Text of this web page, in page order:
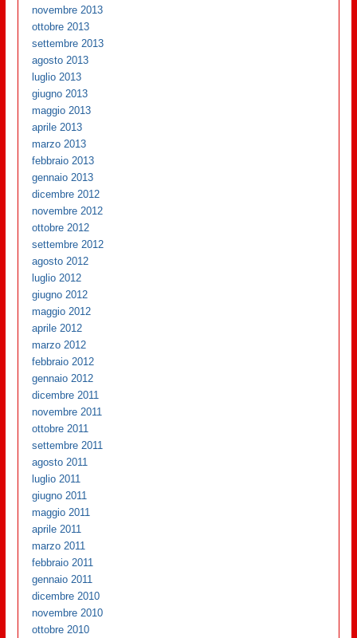
novembre 2013
ottobre 2013
settembre 2013
agosto 2013
luglio 2013
giugno 2013
maggio 2013
aprile 2013
marzo 2013
febbraio 2013
gennaio 2013
dicembre 2012
novembre 2012
ottobre 2012
settembre 2012
agosto 2012
luglio 2012
giugno 2012
maggio 2012
aprile 2012
marzo 2012
febbraio 2012
gennaio 2012
dicembre 2011
novembre 2011
ottobre 2011
settembre 2011
agosto 2011
luglio 2011
giugno 2011
maggio 2011
aprile 2011
marzo 2011
febbraio 2011
gennaio 2011
dicembre 2010
novembre 2010
ottobre 2010